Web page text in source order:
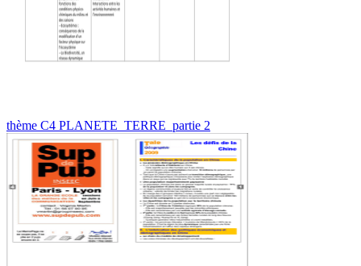
thème C4 PLANETE_TERRE_partie 2